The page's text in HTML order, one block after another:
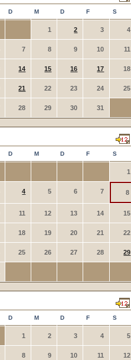
D M D F S
1 2 3 4
7 8 9 10 11
14 15 16 17 18
21 22 23 24 25
28 29 30 31
D M D F S
1
4 5 6 7 8
11 12 13 14 15
18 19 20 21 22
25 26 27 28 29
D M D F S
1 2 3 4 5
8 9 10 11 12